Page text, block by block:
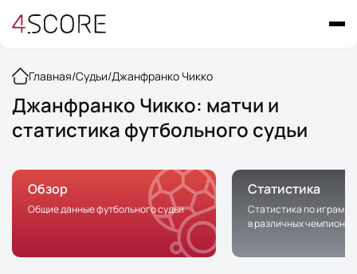
Главная/Судьи/Джанфранко Чикко
Джанфранко Чикко: матчи и
статистика футбольного судьи
Обзор
Общие данные футбольного судьи
Статистика
Статистика по играм с
в различных